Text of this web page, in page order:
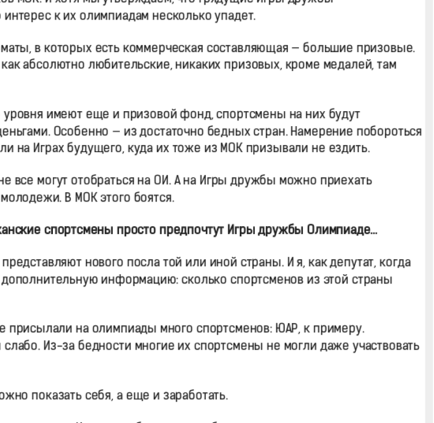
к их олимпиадам несколько упадет.
в которых есть коммерческая составляющая — большие призовые.
абсолютно любительские, никаких призовых, кроме медалей, там
уровня имеют еще и призовой фонд, спортсмены на них будут
Особенно — из достаточно бедных стран. Намерение побороться
на Играх будущего, куда их тоже из МОК призывали не ездить.
все могут отобраться на ОИ. А на Игры дружбы можно приехать
В МОК этого боятся.
спортсмены просто предпочтут Игры дружбы Олимпиаде…
нового посла той или иной страны. И я, как депутат, когда
информацию: сколько спортсменов из этой страны
присылали на олимпиады много спортсменов: ЮАР, к примеру.
Из-за бедности многие их спортсмены не могли даже участвовать
показать себя, а еще и заработать.